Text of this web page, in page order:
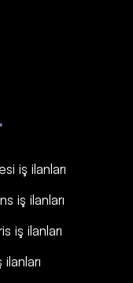
iş ilanları
iş ilanları
iş ilanları